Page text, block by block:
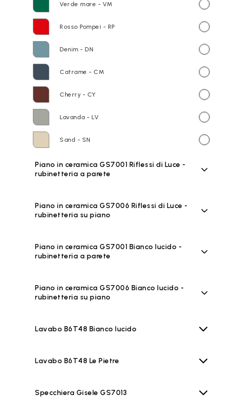
Verde mare - VM
Rosso Pompei - RP
Denim - DN
Catrame - CM
Cherry - CY
Lavanda - LV
Sand - SN
Piano in ceramica GS7001 Riflessi di Luce -
rubinetteria a parete
Piano in ceramica GS7006 Riflessi di Luce -
rubinetteria su piano
Piano in ceramica GS7001 Bianco lucido -
rubinetteria a parete
Piano in ceramica GS7006 Bianco lucido -
rubinetteria su piano
Lavabo B6T48 Bianco lucido
Lavabo B6T48 Le Pietre
Specchiera Gisele GS7013